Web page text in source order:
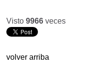
Visto 9966 veces
volver arriba